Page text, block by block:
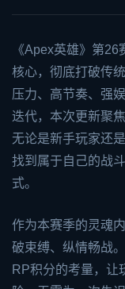
《Apex英雄》第26
核心，彻底打破传
压力、高节奏、强
迭代，本次更新聚
无论是新手玩家还
找到属于自己的战
式。
作为本赛季的灵魂
破束缚、纵情畅战
RP积分的考量，让